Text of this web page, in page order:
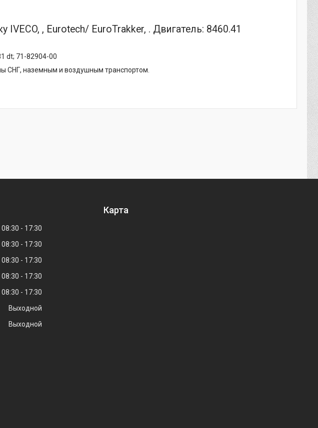
, Eurotech/ EuroTrakker, . Двигатель: 8460.41
dt; 71-82904-00
СНГ, наземным и воздушным транспортом.
08:30
17:30
08:30
17:30
08:30
17:30
08:30
17:30
08:30
17:30
Выходной
Выходной
Карта